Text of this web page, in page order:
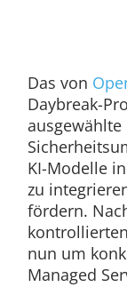
Das von
Daybreak-
KI-Modelle
zu
fördern.
nun um
Managed